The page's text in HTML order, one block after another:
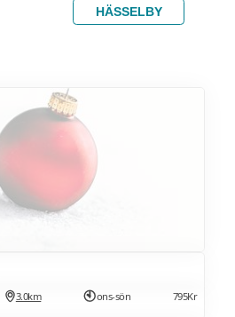
HÄSSELBY
3.0km ons-sön 795Kr